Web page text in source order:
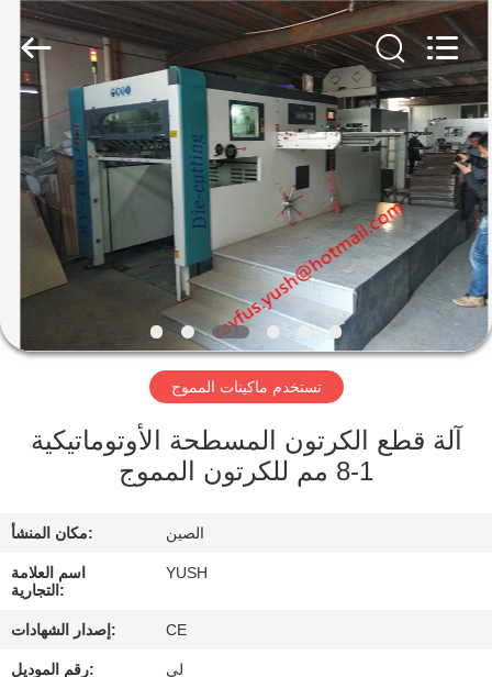
الصفحة
الرئيسية
منتجات
معلومات
عنا
في
مراقبة
الجودة
اتصل
العلب
المزود.
Copyright
2020
cartonboxmanufacturingmachine.com.
Reserved.
تستخدم ماكينات المموج
آلة قطع الكرتون المسطحة الأوتوماتيكية
1-8 مم للكرتون المموج
مكان المنشأ: الصين
اسم العلامة
التجارية:
YUSH
إصدار الشهادات: CE
رقم الموديل: لي